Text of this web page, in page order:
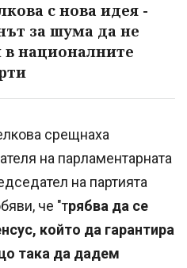
с нова идея -
за шума да не
националните
срещнаха
на парламентарната
на партията
че "трябва да се
който да гарантира
така да дадем